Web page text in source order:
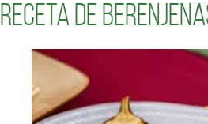
Receta de